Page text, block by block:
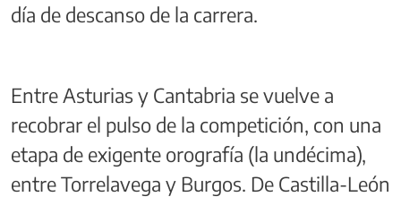
día de descanso de la carrera.
Entre Asturias y Cantabria se vuelve a
recobrar el pulso de la competición, con una
etapa de exigente orografía (la undécima),
entre Torrelavega y Burgos. De Castilla-León